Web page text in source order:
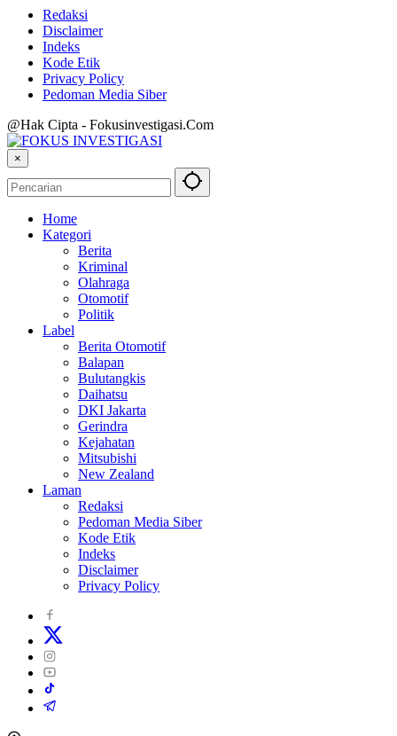
Redaksi
Disclaimer
Indeks
Kode Etik
Privacy Policy
Pedoman Media Siber
@Hak Cipta - Fokusinvestigasi.Com
×
Home
Kategori
Berita
Kriminal
Olahraga
Otomotif
Politik
Label
Berita Otomotif
Balapan
Bulutangkis
Daihatsu
DKI Jakarta
Gerindra
Kejahatan
Mitsubishi
New Zealand
Laman
Redaksi
Pedoman Media Siber
Kode Etik
Indeks
Disclaimer
Privacy Policy